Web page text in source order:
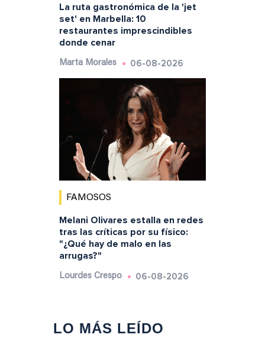
La ruta gastronómica de la 'jet
set' en Marbella: 10
restaurantes imprescindibles
donde cenar
Marta Morales 06-08-2026
FAMOSOS
Melani Olivares estalla en redes
tras las críticas por su físico:
"¿Qué hay de malo en las
arrugas?"
Lourdes Crespo 06-08-2026
LO MÁS LEÍDO